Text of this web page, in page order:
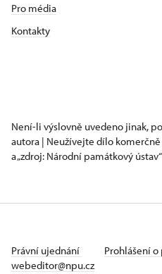
Pro média
Kontakty
Není-li výslovně uvedeno jinak,
autora | Neužívejte dílo
a „zdroj: Národní památkový ústav“
Právní ujednání Prohlášení
webeditor@npu.cz